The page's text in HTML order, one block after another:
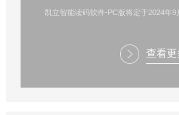
凯立智能读码软件-PC版将定于2024年
查看更